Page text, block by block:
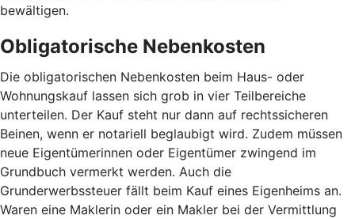
bewältigen.
Obligatorische Nebenkosten
Die obligatorischen Nebenkosten beim Haus- oder
Wohnungskauf lassen sich grob in vier Teilbereiche
unterteilen. Der Kauf steht nur dann auf rechtssicheren
Beinen, wenn er notariell beglaubigt wird. Zudem müssen
neue Eigentümerinnen oder Eigentümer zwingend im
Grundbuch vermerkt werden. Auch die
Grunderwerbssteuer fällt beim Kauf eines Eigenheims an.
Waren eine Maklerin oder ein Makler bei der Vermittlung